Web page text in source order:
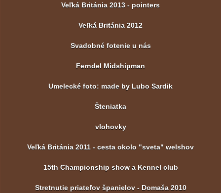
Veľká Británia 2013 - pointers
Veľká Británia 2012
Svadobné fotenie u nás
Ferndel Midshipman
Umelecké foto: made by Lubo Sardik
Šteniatka
vlohovky
Veľká Británia 2011 - cesta okolo "sveta" welshov
15th Championship show a Kennel club
Stretnutie priateľov španielov - Domaša 2010